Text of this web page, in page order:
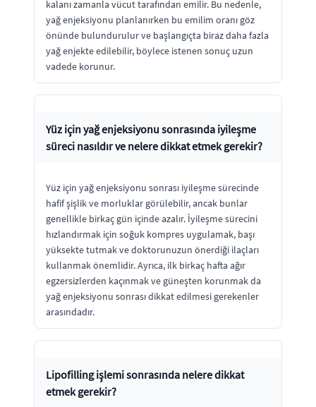
kalanı zamanla vücut tarafından emilir. Bu nedenle,
yağ enjeksiyonu planlanırken bu emilim oranı göz
önünde bulundurulur ve başlangıçta biraz daha fazla
yağ enjekte edilebilir, böylece istenen sonuç uzun
vadede korunur.
Yüz için yağ enjeksiyonu sonrasında iyileşme
süreci nasıldır ve nelere dikkat etmek gerekir?
Yüz için yağ enjeksiyonu sonrası iyileşme sürecinde
hafif şişlik ve morluklar görülebilir, ancak bunlar
genellikle birkaç gün içinde azalır. İyileşme sürecini
hızlandırmak için soğuk kompres uygulamak, başı
yüksekte tutmak ve doktorunuzun önerdiği ilaçları
kullanmak önemlidir. Ayrıca, ilk birkaç hafta ağır
egzersizlerden kaçınmak ve güneşten korunmak da
yağ enjeksiyonu sonrası dikkat edilmesi gerekenler
arasındadır.
Lipofilling işlemi sonrasında nelere dikkat
etmek gerekir?